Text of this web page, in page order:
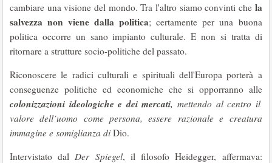
cambiare una visione del mondo. Tra l'altro siamo convinti chela
salvezza non viene dalla politica; certamente per una buona
politica occorre un sano impianto culturale. E non si tratta di
ritornare a strutture socio-politiche del passato.
Riconoscere le radici culturali e spirituali dell'Europa porterà a
conseguenze politiche ed economiche che si opporranno alle
colonizzazioni ideologiche e dei mercati, mettendo al centro il
valore dell’uomo come persona, essere razionale e creatura
immagine e somiglianza di Dio.
Intervistato dalDer Spiegel, il filosofo Heidegger, affermava: